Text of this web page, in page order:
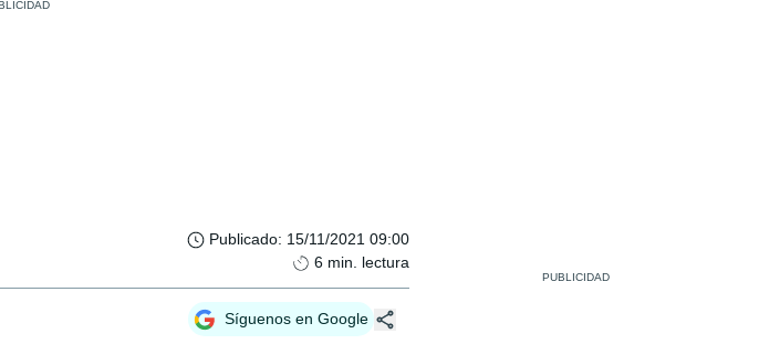
Publicado: 15/11/2021 09:00
6 min. lectura
Síguenos en Google